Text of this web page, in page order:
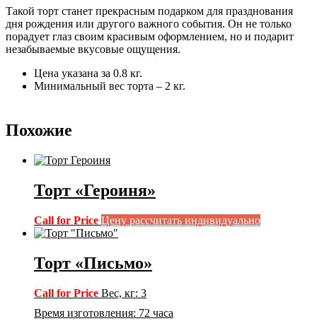
Такой торт станет прекрасным подарком для празднования
дня рождения или другого важного события. Он не только
порадует глаз своим красивым оформлением, но и подарит
незабываемые вкусовые ощущения.
Цена указана за 0.8 кг.
Минимальный вес торта – 2 кг.
Похожие
Торт «Героиня»
Call for Price Цену рассчитать индивидуально
Торт «Письмо»
Call for Price Вес, кг: 3
Время изготовления: 72 часа